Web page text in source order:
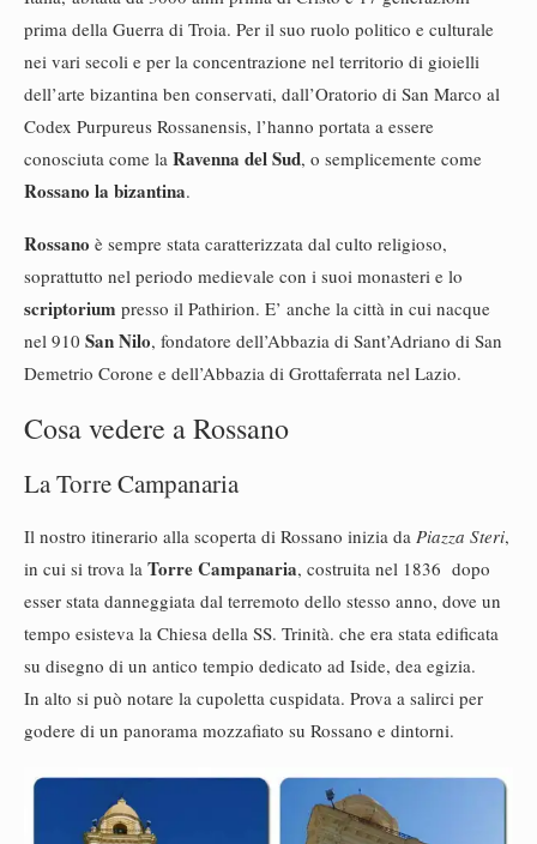
prima della Guerra di Troia. Per il suo ruolo politico e culturale
nei vari secoli e per la concentrazione nel territorio di gioielli
dell’arte bizantina ben conservati, dall’Oratorio di San Marco al
Codex Purpureus Rossanensis, l’hanno portata a essere
conosciuta come la Ravenna del Sud, o semplicemente come
Rossano la bizantina.
Rossano è sempre stata caratterizzata dal culto religioso,
soprattutto nel periodo medievale con i suoi monasteri e lo
scriptorium presso il Pathirion. E’ anche la città in cui nacque
nel 910 San Nilo, fondatore dell’Abbazia di Sant’Adriano di San
Demetrio Corone e dell’Abbazia di Grottaferrata nel Lazio.
Cosa vedere a Rossano
La Torre Campanaria
Il nostro itinerario alla scoperta di Rossano inizia da Piazza Steri,
in cui si trova la Torre Campanaria, costruita nel 1836 dopo
esser stata danneggiata dal terremoto dello stesso anno, dove un
tempo esisteva la Chiesa della SS. Trinità. che era stata edificata
su disegno di un antico tempio dedicato ad Iside, dea egizia.
In alto si può notare la cupoletta cuspidata. Prova a salirci per
godere di un panorama mozzafiato su Rossano e dintorni.